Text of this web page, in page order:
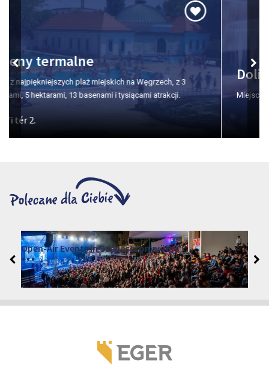
Dolina Pięknej Pani
Miejsce numer jeden na degustacje wina w Egerze.
VINO – Wine Tasting Festival in Eger 2026
2026. sierpień 12 - 17.
Eger 3300, Dobó István tér